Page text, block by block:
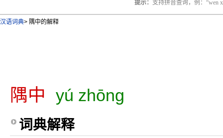
提示： 支持拼音查询，例：“wen
汉语词典> 隅中的解释
隅中 yú zhōng
词典解释